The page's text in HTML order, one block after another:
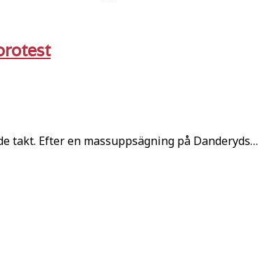
takt. Efter en massuppsägning på Danderyds…